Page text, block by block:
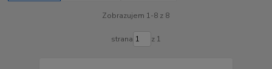
Zobrazujem 1-8 z 8
strana z 1